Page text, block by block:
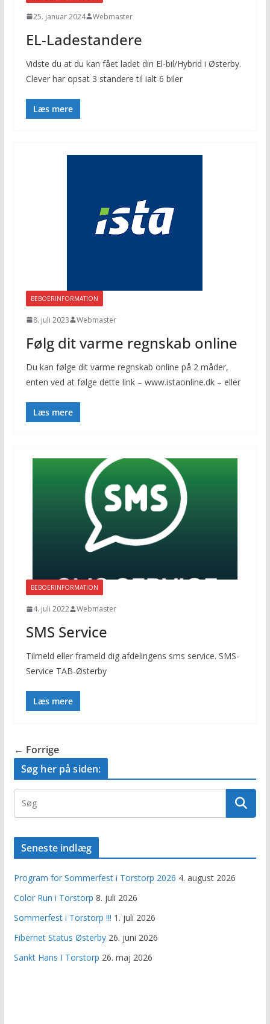
25. januar 2024 Webmaster
EL-Ladestandere
Vidste du at du kan fået ladet din El-bil/Hybrid i Østerby.
Clever har opsat 3 standere til ialt 6 biler
Læs mere
BEBOERINFORMATION
8. juli 2023 Webmaster
Følg dit varme regnskab online
Du kan følge dit varme regnskab online på 2 måder,
enten ved at følge dette link – www.istaonline.dk – eller
Læs mere
BEBOERINFORMATION
4. juli 2022 Webmaster
SMS Service
Tilmeld eller frameld dig afdelingens sms service. SMS-
Service TAB-Østerby
Læs mere
← Forrige
Søg her på siden:
Seneste indlæg
Program for Sommerfest i Torstorp 2026 4. august 2026
Color Run i Torstorp 8. juli 2026
Sommerfest i Torstorp !!! 1. juli 2026
Fibernet Status Østerby 26. juni 2026
Sankt Hans I Torstorp 26. maj 2026